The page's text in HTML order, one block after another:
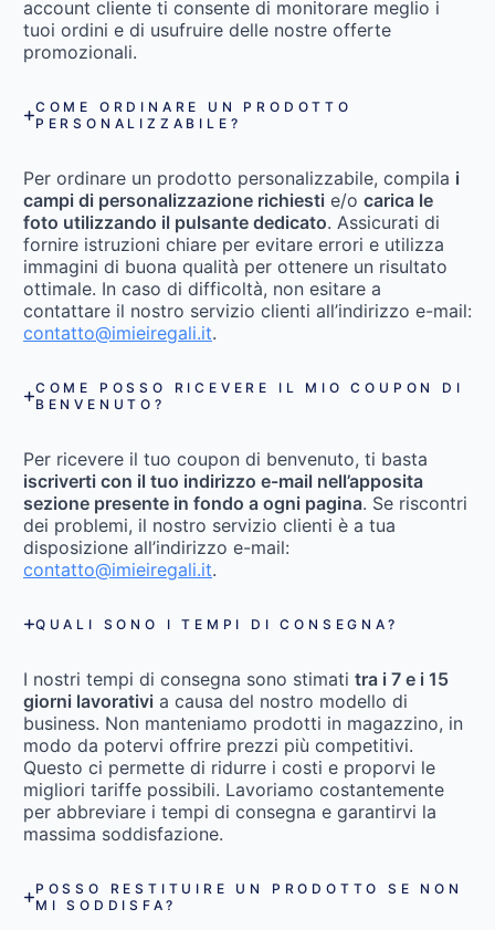
account cliente ti consente di monitorare meglio i
tuoi ordini e di usufruire delle nostre offerte
promozionali.
COME ORDINARE UN PRODOTTO
PERSONALIZZABILE?
Per ordinare un prodotto personalizzabile, compila i
campi di personalizzazione richiesti e/o carica le
foto utilizzando il pulsante dedicato. Assicurati di
fornire istruzioni chiare per evitare errori e utilizza
immagini di buona qualità per ottenere un risultato
ottimale. In caso di difficoltà, non esitare a
contattare il nostro servizio clienti all’indirizzo e-mail:
contatto@imieiregali.it.
COME POSSO RICEVERE IL MIO COUPON DI
BENVENUTO?
Per ricevere il tuo coupon di benvenuto, ti basta
iscriverti con il tuo indirizzo e-mail nell’apposita
sezione presente in fondo a ogni pagina. Se riscontri
dei problemi, il nostro servizio clienti è a tua
disposizione all’indirizzo e-mail:
contatto@imieiregali.it.
QUALI SONO I TEMPI DI CONSEGNA?
I nostri tempi di consegna sono stimati tra i 7 e i 15
giorni lavorativi a causa del nostro modello di
business. Non manteniamo prodotti in magazzino, in
modo da potervi offrire prezzi più competitivi.
Questo ci permette di ridurre i costi e proporvi le
migliori tariffe possibili. Lavoriamo costantemente
per abbreviare i tempi di consegna e garantirvi la
massima soddisfazione.
POSSO RESTITUIRE UN PRODOTTO SE NON
MI SODDISFA?